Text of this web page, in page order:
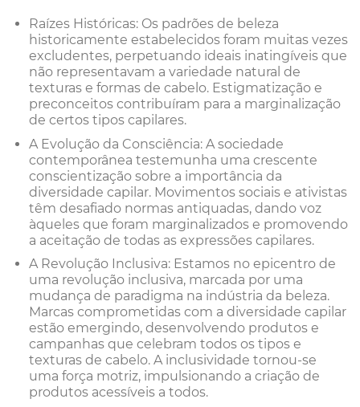
Raízes Históricas: Os padrões de beleza
historicamente estabelecidos foram muitas vezes
excludentes, perpetuando ideais inatingíveis que
não representavam a variedade natural de
texturas e formas de cabelo. Estigmatização e
preconceitos contribuíram para a marginalização
de certos tipos capilares.
A Evolução da Consciência: A sociedade
contemporânea testemunha uma crescente
conscientização sobre a importância da
diversidade capilar. Movimentos sociais e ativistas
têm desafiado normas antiquadas, dando voz
àqueles que foram marginalizados e promovendo
a aceitação de todas as expressões capilares.
A Revolução Inclusiva: Estamos no epicentro de
uma revolução inclusiva, marcada por uma
mudança de paradigma na indústria da beleza.
Marcas comprometidas com a diversidade capilar
estão emergindo, desenvolvendo produtos e
campanhas que celebram todos os tipos e
texturas de cabelo. A inclusividade tornou-se
uma força motriz, impulsionando a criação de
produtos acessíveis a todos.